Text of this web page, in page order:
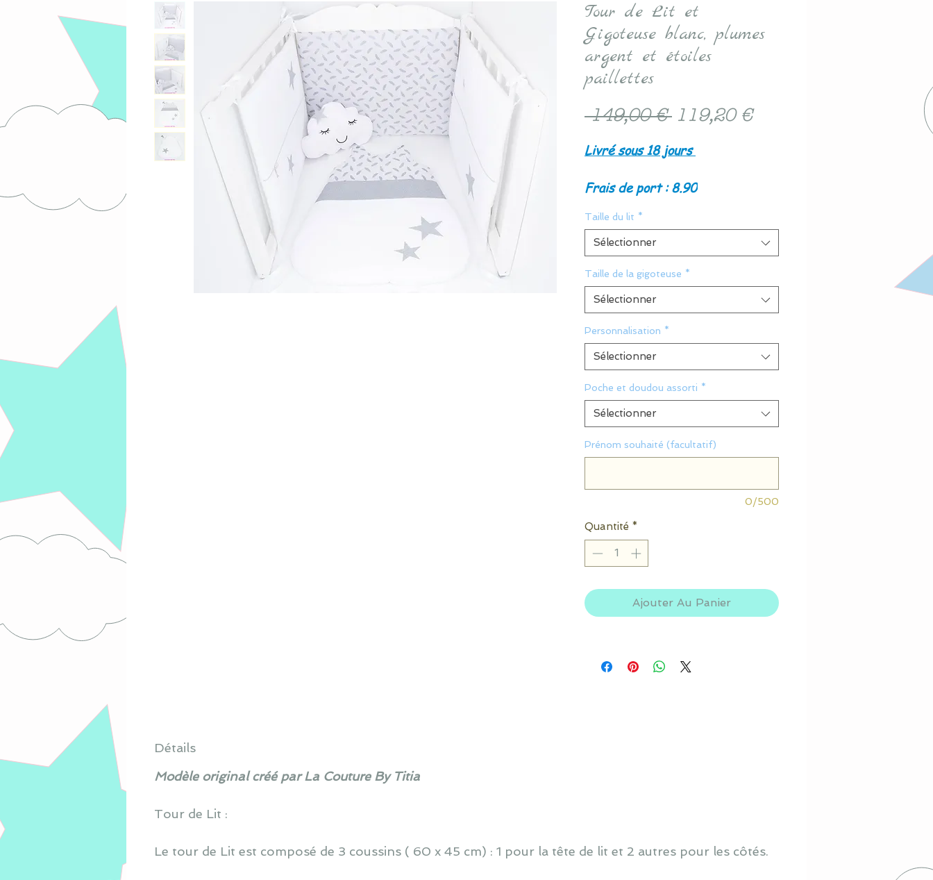
Tour de Lit et
Gigoteuse blanc, plumes
argent et étoiles
paillettes
149,00 € Prix
119,20 €Prix
Livré sous 18 jours
Frais de port : 8.90
Taille du lit *
Sélectionner
Taille de la gigoteuse *
Sélectionner
Personnalisation *
Sélectionner
Poche et doudou assorti *
Sélectionner
Prénom souhaité (facultatif)
0/500
Quantité *
Ajouter Au Panier
Détails
Modèle original créé par La Couture By Titia
Tour de Lit :
Le tour de Lit est composé de 3 coussins ( 60 x 45 cm) : 1 pour la tête de lit et 2 autres pour les côtés.